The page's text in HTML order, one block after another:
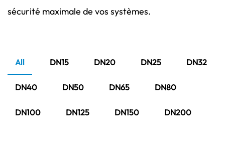
sécurité maximale de vos systèmes.
All DN15 DN20 DN25 DN32
DN40 DN50 DN65 DN80
DN100 DN125 DN150 DN200